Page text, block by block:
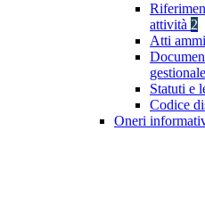
attività 2
Atti
gestionale
Statuti e
Codice
Oneri